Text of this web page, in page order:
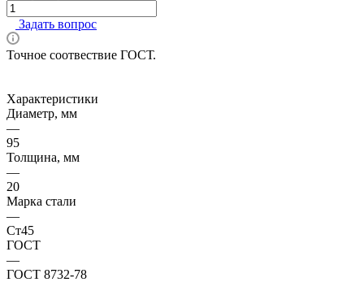
Задать вопрос
Точное соотвествие ГОСТ.
Характеристики
Диаметр, мм
—
95
Толщина, мм
—
20
Марка стали
—
Ст45
ГОСТ
—
ГОСТ 8732-78